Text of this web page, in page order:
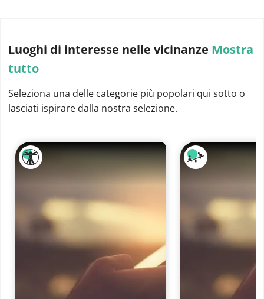
Luoghi di interesse nelle vicinanze Mostra
tutto
Seleziona una delle categorie più popolari qui sotto o
lasciati ispirare dalla nostra selezione.